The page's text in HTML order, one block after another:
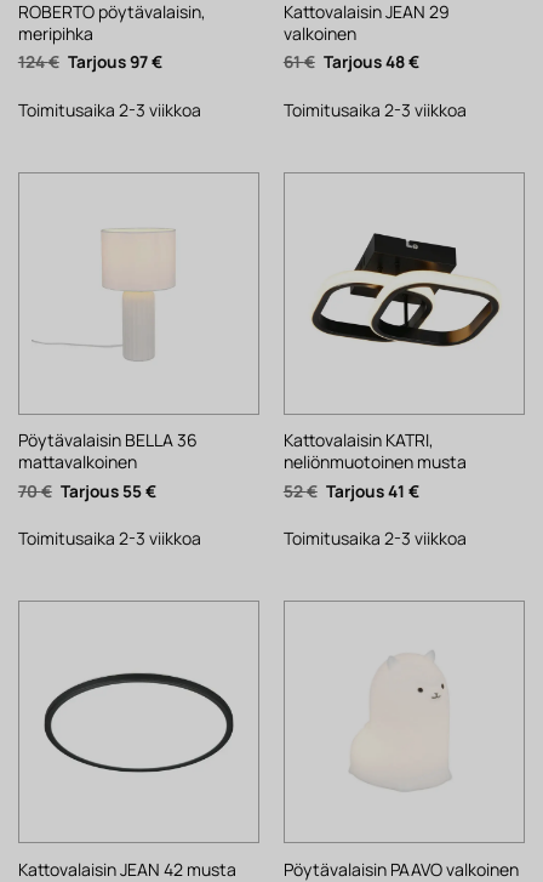
ROBERTO pöytävalaisin,
meripihka
124€ Alkuperäinen
hinta
124 €.
97€Nykyinen
97 €.
Toimitusaika 2-3 viikkoa
Kattovalaisin JEAN 29
valkoinen
61€ Alkuperäinen
hinta
61 €.
48€Nykyinen
48 €.
Toimitusaika 2-3 viikkoa
Pöytävalaisin BELLA 36
mattavalkoinen
70€ Alkuperäinen
hinta
70 €.
55€Nykyinen
55 €.
Toimitusaika 2-3 viikkoa
Kattovalaisin KATRI,
neliönmuotoinen musta
52€ Alkuperäinen
hinta
52 €.
41 €Nykyinen
41 €.
Toimitusaika 2-3 viikkoa
Kattovalaisin JEAN 42 musta Pöytävalaisin PAAVO valkoinen